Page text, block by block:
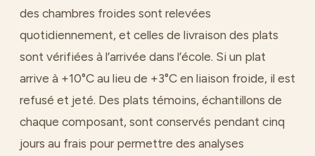
des chambres froides sont relevées
quotidiennement, et celles de livraison des plats
sont vérifiées à l’arrivée dans l’école. Si un plat
arrive à +10°C au lieu de +3°C en liaison froide, il est
refusé et jeté. Des plats témoins, échantillons de
chaque composant, sont conservés pendant cinq
jours au frais pour permettre des analyses